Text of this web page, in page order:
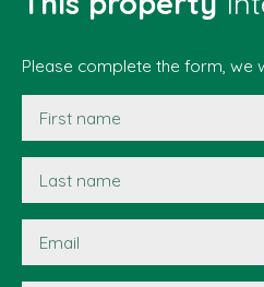
Please complete the form, we
First name
Last name
Email